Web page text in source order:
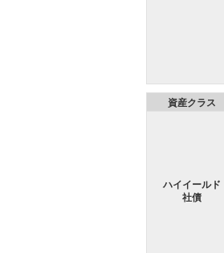
資産クラス
ハイイールド
社債